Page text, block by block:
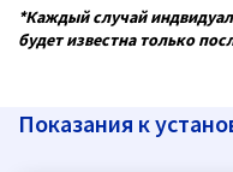
*Каждый случай
будет известна только
Показания к